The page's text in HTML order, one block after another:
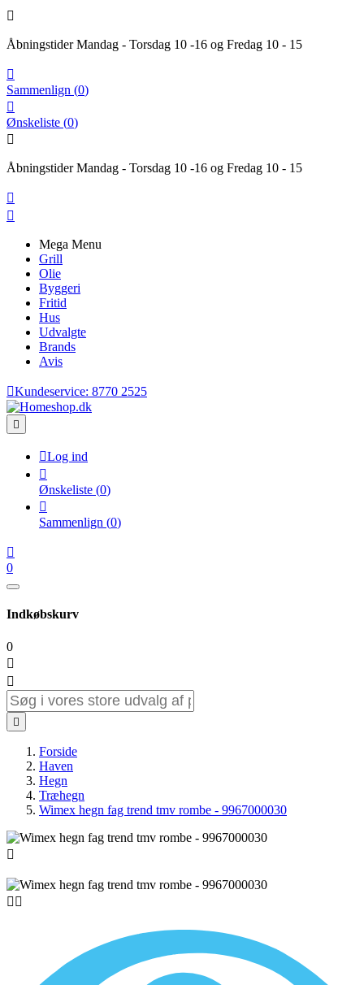

Åbningstider Mandag - Torsdag 10 -16 og Fredag 10 - 15

Sammenlign (0)

Ønskeliste (0)

Åbningstider Mandag - Torsdag 10 -16 og Fredag 10 - 15


Mega Menu
Grill
Olie
Byggeri
Fritid
Hus
Udvalgte
Brands
Avis
Kundeservice: 8770 2525

Log ind

Ønskeliste (0)

Sammenlign (0)

0
Indkøbskurv
0



Forside
Haven
Hegn
Træhegn
Wimex hegn fag trend tmv rombe - 9967000030

 